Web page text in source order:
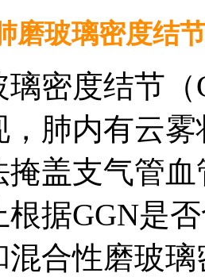
玻璃密度结
度结节（
，肺内有云
掩盖支气管
据GGN是
混合性磨玻